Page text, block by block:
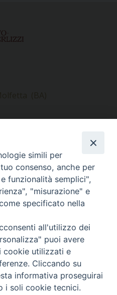
(BA)
simili per
consenso, anche per
funzionalità semplici",
"misurazione" e
specificato nella
all'utilizzo dei
puoi avere
cookie utilizzati e
Cliccando su
informativa proseguirai
i soli cookie tecnici.